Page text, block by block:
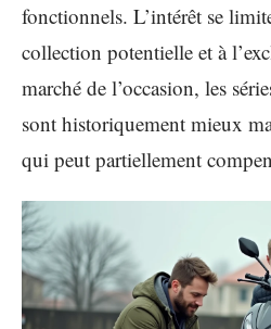
fonctionnels. L’intérêt se
collection potentielle et à
marché de l’occasion, les
sont historiquement mieux
qui peut partiellement